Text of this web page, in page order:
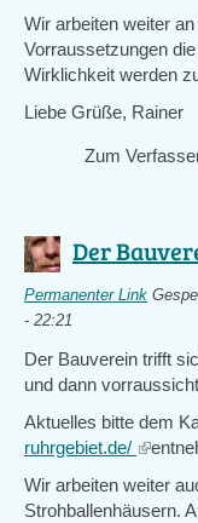
Wir arbeiten weiter
Vorraussetzungen
Wirklichkeit werden
Liebe Grüße, Rainer
Zum
Der
Permanenter Link
- 22:21
Der Bauverein trifft
und dann
Aktuelles bitte dem
ruhrgebiet.de/ (link
Wir arbeiten weiter
Strohballenhäusern.